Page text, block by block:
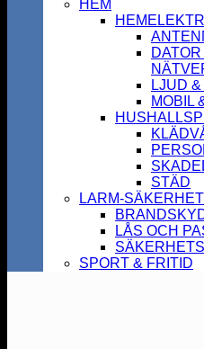
HEM
DATOR
LJUD
MOBIL
STÄD
LARM-SÄKERHET
LÅS OCH
SPORT & FRITID